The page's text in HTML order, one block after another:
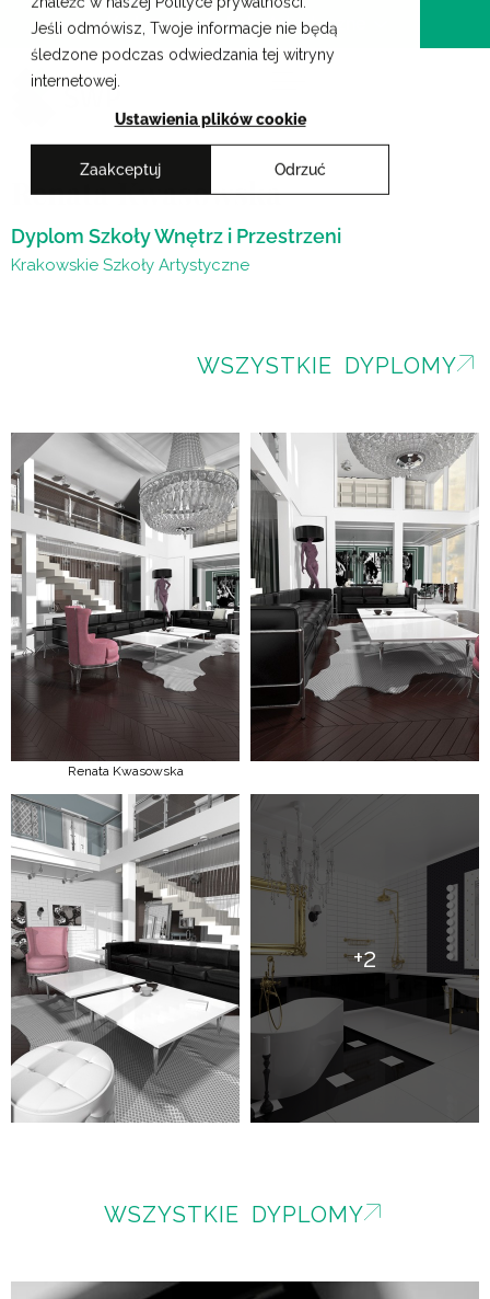
Jeśli odmówisz, Twoje informacje nie będą
śledzone podczas odwiedzania tej witryny
internetowej.
Ustawienia plików cookie
Zaakceptuj Odrzuć
Przejdź
treści
Krakowskie Szkoły Artystyczne
Renata Kwasowska
Dyplom Szkoły Wnętrz i Przestrzeni
Krakowskie Szkoły Artystyczne
WSZYSTKIE DYPLOMY
Renata Kwasowska
+2
WSZYSTKIE DYPLOMY